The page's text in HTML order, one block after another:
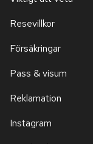
Resevillkor
Försäkringar
Pass & visum
Reklamation
Instagram